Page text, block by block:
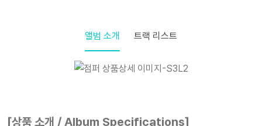
앨범 소개 트랙 리스트
[상품 소개 / Album Specifications]